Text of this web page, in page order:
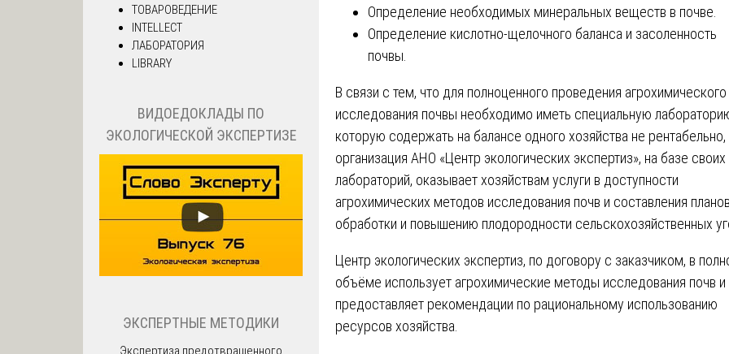
Определение необходимых минеральных веществ в почве.
Определение кислотно-щелочного баланса и засоленность
почвы.
В связи с тем, что для полноценного проведения агрохимического
исследования почвы необходимо иметь специальную
которую содержать на балансе одного хозяйства не
организация АНО «Центр экологических экспертиз», на базе своих
лабораторий, оказывает хозяйствам услуги в доступности
агрохимических методов исследования почв и составления
обработки и повышению плодородности сельскохозяйственных
Центр экологических экспертиз, по договору с заказчиком, в
объёме использует агрохимические методы исследования почв и
предоставляет рекомендации по рациональному использованию
ресурсов хозяйства.
ТОВАРОВЕДЕНИЕ
INTELLECT
ЛАБОРАТОРИЯ
LIBRARY
ВИДОЕДОКЛАДЫ ПО
ЭКОЛОГИЧЕСКОЙ ЭКСПЕРТИЗЕ
ЭКСПЕРТНЫЕ МЕТОДИКИ
Экспертиза предотвращенного